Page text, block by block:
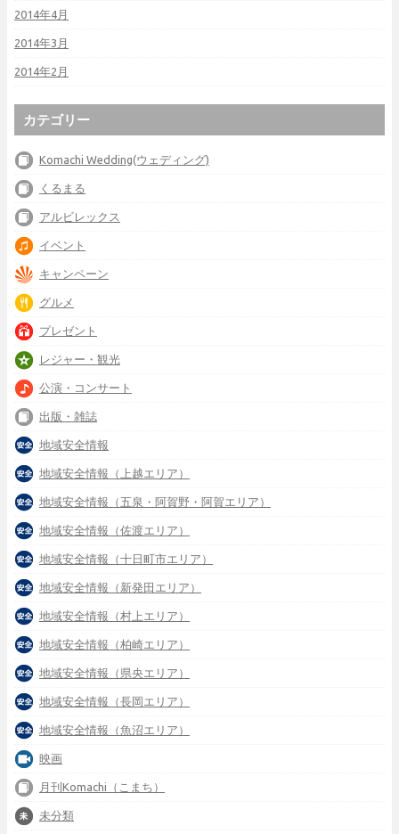
2014年4月
2014年3月
2014年2月
カテゴリー
Komachi Wedding(ウェディング)
くるまる
アルビレックス
イベント
キャンペーン
グルメ
プレゼント
レジャー・観光
公演・コンサート
出版・雑誌
地域安全情報
地域安全情報（上越エリア）
地域安全情報（五泉・阿賀野・阿賀エリア）
地域安全情報（佐渡エリア）
地域安全情報（十日町市エリア）
地域安全情報（新発田エリア）
地域安全情報（村上エリア）
地域安全情報（柏崎エリア）
地域安全情報（県央エリア）
地域安全情報（長岡エリア）
地域安全情報（魚沼エリア）
映画
月刊Komachi（こまち）
未分類